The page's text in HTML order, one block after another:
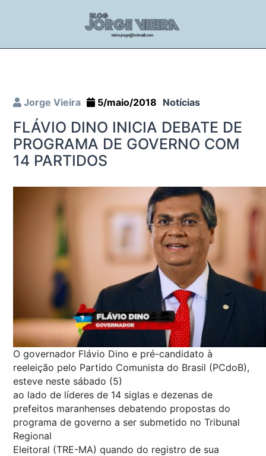
Jorge Vieira 5/maio/2018 Notícias
FLÁVIO DINO INICIA DEBATE DE
PROGRAMA DE GOVERNO COM
14 PARTIDOS
O governador Flávio Dino e pré-candidato à
reeleição pelo Partido Comunista do Brasil (PCdoB),
esteve neste sábado (5)
ao lado de líderes de 14 siglas e dezenas de
prefeitos maranhenses debatendo propostas do
programa de governo a ser submetido no Tribunal
Regional
Eleitoral (TRE-MA) quando do registro de sua